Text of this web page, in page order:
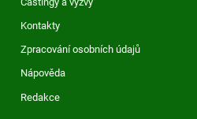
Kontakty
Zpracování osobních údajů
Nápověda
Redakce